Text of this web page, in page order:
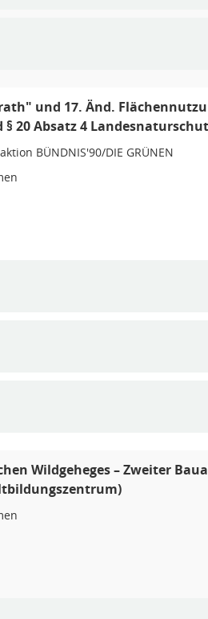
und 17. Änd.
20 Absatz 4
BÜNDNIS'90/DIE GRÜNEN
Wildgeheges – Zweiter